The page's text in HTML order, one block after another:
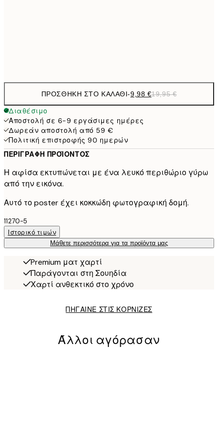
ΠΡΟΣΘΉΚΗ ΣΤΟ ΚΑΛΆΘΙ-9,98 €19,95 €
Διαθέσιμο
Αποστολή σε 6-9 εργάσιμες ημέρες
Δωρεάν αποστολή από 59 €
Πολιτική επιστροφής 90 ημερών
ΠΕΡΙΓΡΑΦΉ ΠΡΟΪΌΝΤΟΣ
Η αφίσα εκτυπώνεται με ένα λευκό περιθώριο γύρω
από την εικόνα.
Αυτό το poster έχει κοκκώδη φωτογραφική δομή.
11270-5
Ιστορικό τιμών
Μάθετε περισσότερα για τα προϊόντα μας
Premium ματ χαρτί
Παράγονται στη Σουηδία
Χαρτί ανθεκτικό στο χρόνο
ΠΗΓΑΙΝΕ ΣΤΙΣ ΚΟΡΝΙΖΕΣ
Άλλοι αγόρασαν